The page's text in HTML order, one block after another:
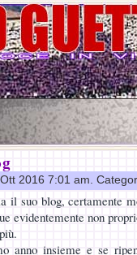
2016 7:01 am.
il suo blog, certamente
evidentemente non
anno insieme e se